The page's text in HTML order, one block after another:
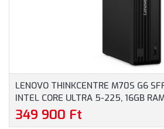
LENOVO THINKCENTRE M70S G6
INTEL CORE ULTRA 5-225, 16GB
BLUETOOTH, WINDOWS 11
SZÁMÍTÓGÉP 3 ÉV GARANCIÁVAL
349 900 Ft